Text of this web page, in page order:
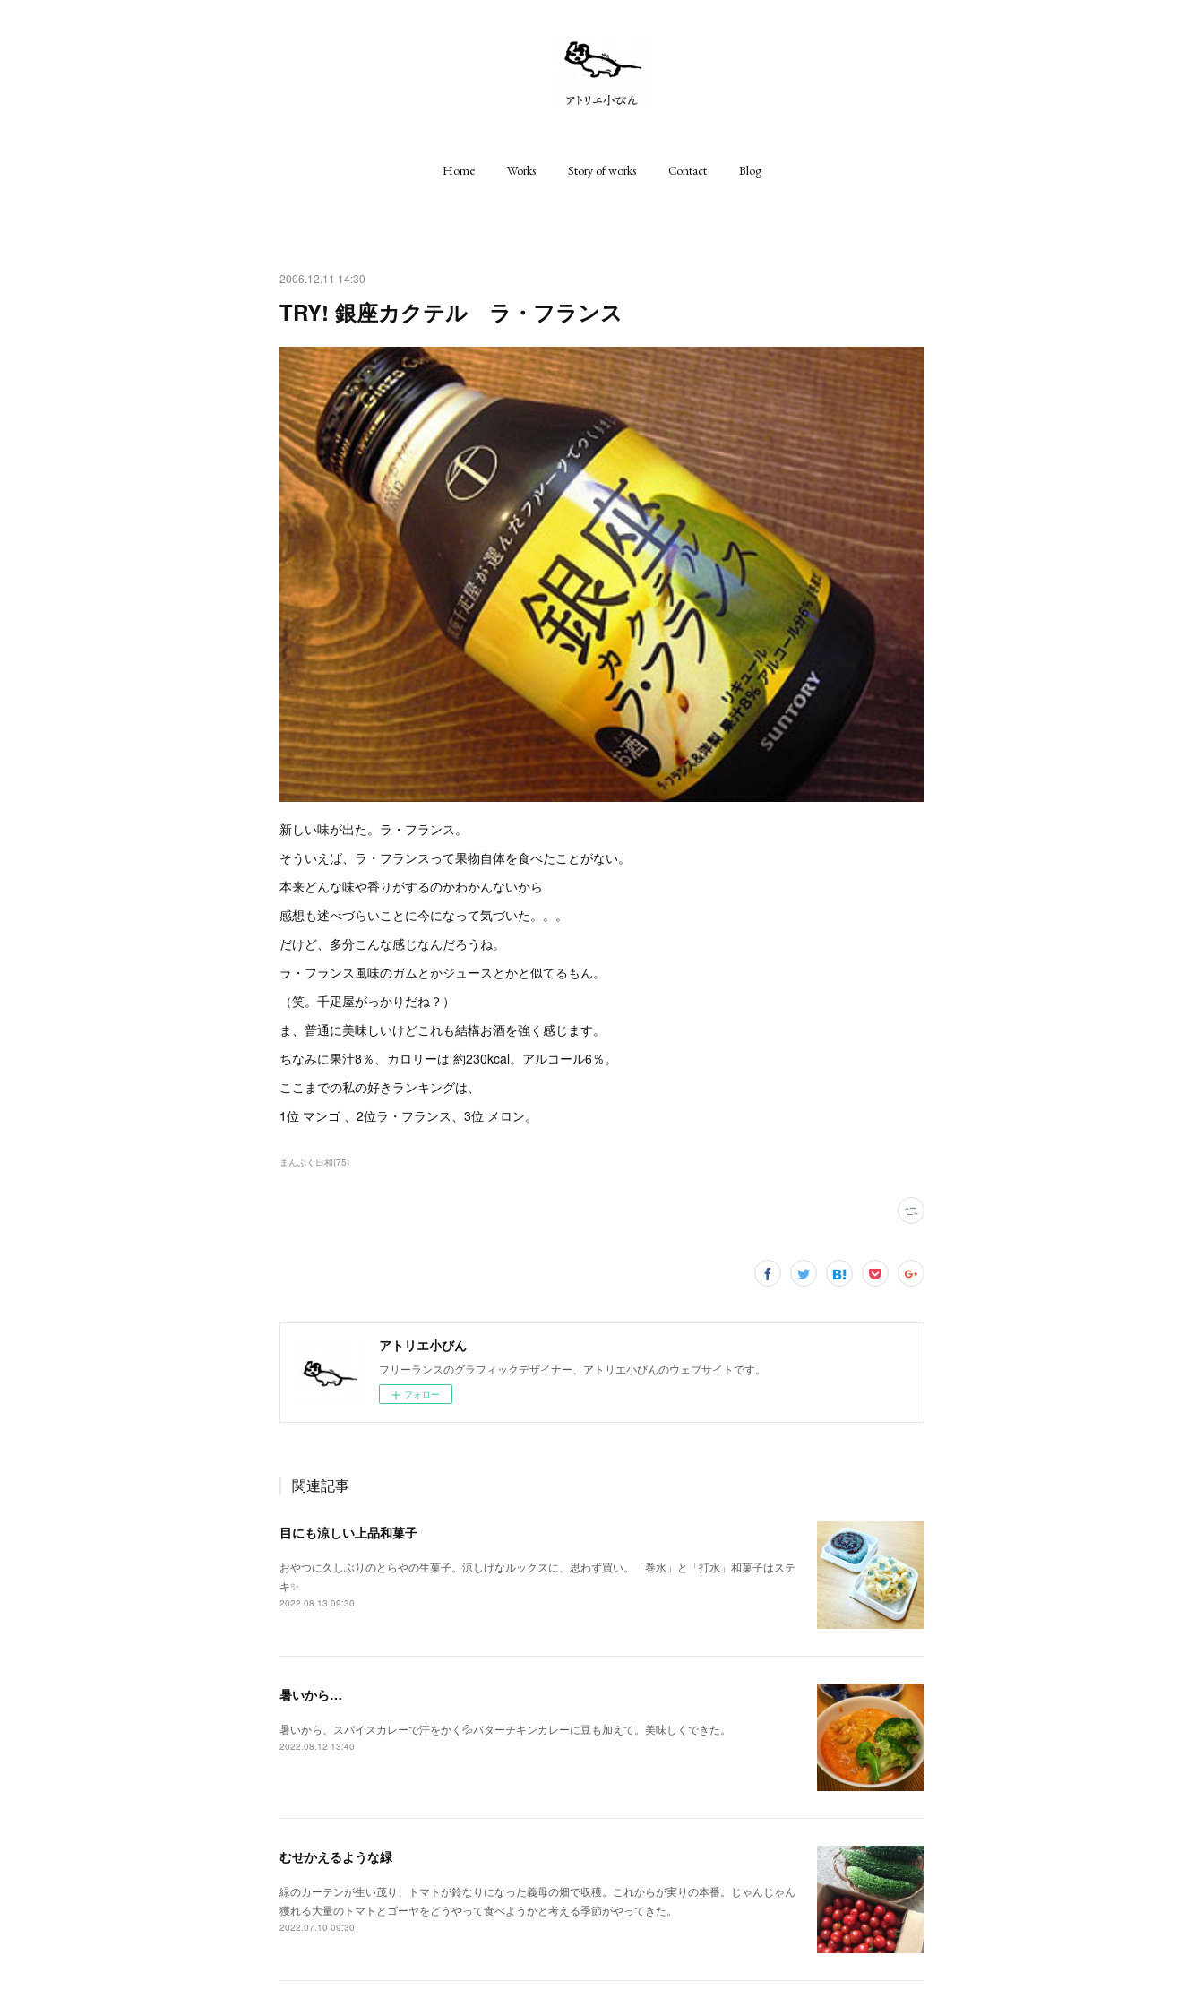
Home Works Story of works Contact Blog
2006.12.11 14:30
TRY! 銀座カクテル ラ・フランス
新しい味が出た。ラ・フランス。
そういえば、ラ・フランスって果物自体を食べたことがない。
本来どんな味や香りがするのかわかんないから
感想も述べづらいことに今になって気づいた。。。
だけど、多分こんな感じなんだろうね。
ラ・フランス風味のガムとかジュースとかと似てるもん。
（笑。千疋屋がっかりだね？）
ま、普通に美味しいけどこれも結構お酒を強く感じます。
ちなみに果汁8％、カロリーは 約230kcal。アルコール6％。
ここまでの私の好きランキングは、
1位 マンゴ 、2位ラ・フランス、3位 メロン。
まんぷく日和(75)
アトリエ小びん
フリーランスのグラフィックデザイナー、アトリエ小びんのウェブサイトです。
フォロー
関連記事
目にも涼しい上品和菓子
おやつに久しぶりのとらやの生菓子。涼しげなルックスに、思わず買い。「巻水」と「打水」和菓子はステ
キ✨
2022.08.13 09:30
暑いから…
暑いから、スパイスカレーで汗をかく💦バターチキンカレーに豆も加えて。美味しくできた。
2022.08.12 13:40
むせかえるような緑
緑のカーテンが生い茂り、トマトが鈴なりになった義母の畑で収穫。これからが実りの本番。じゃんじゃん
獲れる大量のトマトとゴーヤをどうやって食べようかと考える季節がやってきた。
2022.07.10 09:30